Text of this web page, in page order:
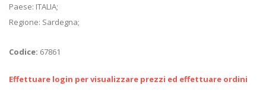
Paese: ITALIA;
Regione: Sardegna;
Codice: 67861
Effettuare login per visualizzare prezzi ed effettuare ordini